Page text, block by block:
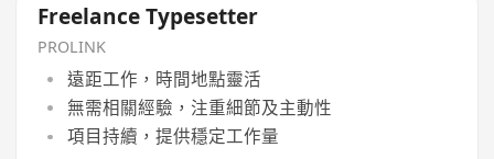
Freelance Typesetter
PROLINK
遠距工作，時間地點靈活
無需相關經驗，注重細節及主動性
項目持續，提供穩定工作量